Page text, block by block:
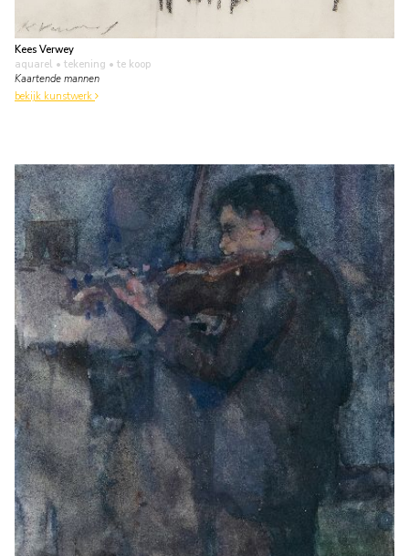
Kees Verwey
aquarel • tekening • te koop
Kaartende mannen
bekijk kunstwerk